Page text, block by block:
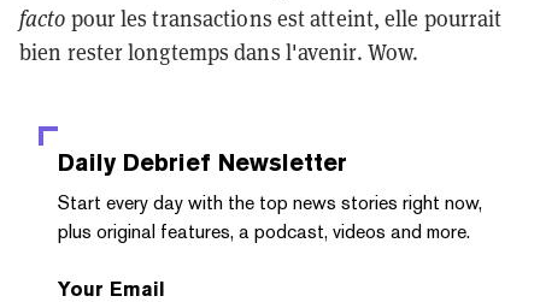
facto pour les transactions est atteint, elle pourrait
bien rester longtemps dans l'avenir. Wow.
Daily Debrief Newsletter
Start every day with the top news stories right now,
plus original features, a podcast, videos and more.
Your Email